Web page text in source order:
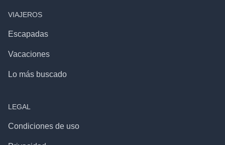
VIAJEROS
Escapadas
Vacaciones
Lo más buscado
LEGAL
Condiciones de uso